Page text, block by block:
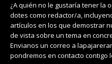
¿A quién no le gustaría tener la
dotes como redactor/a,
artículos en los que demostrar
de vista sobre un tema en
Envianos un correo a
pondremos en contacto contigo